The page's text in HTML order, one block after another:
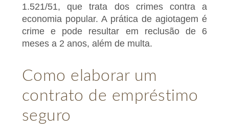
1.521/51, que trata dos crimes contra a
economia popular. A prática de agiotagem é
crime e pode resultar em reclusão de 6
meses a 2 anos, além de multa.
Como elaborar um
contrato de empréstimo
seguro